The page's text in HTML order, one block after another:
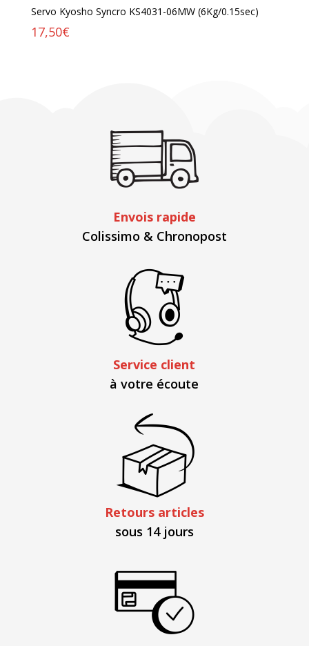
Servo Kyosho Syncro KS4031-06MW (6Kg/0.15sec)
17,50€
Envois rapide
Colissimo & Chronopost
Service client
à votre écoute
Retours articles
sous 14 jours